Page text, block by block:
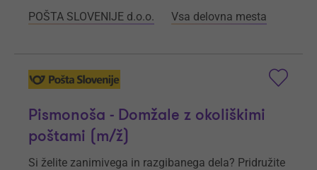
POŠTA SLOVENIJE d.o.o. Vsa delovna mesta
Pismonoša - Domžale z okoliškimi
poštami (m/ž)
Si želite zanimivega in razgibanega dela? Pridružite